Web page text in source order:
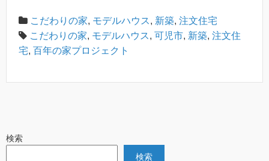
こだわりの家, モデルハウス, 新築, 注文住宅
こだわりの家, モデルハウス, 可児市, 新築, 注文住
宅, 百年の家プロジェクト
検索
検索